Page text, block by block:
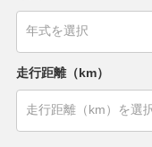
走行距離（km）